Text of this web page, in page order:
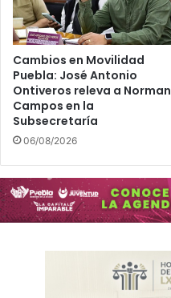
Cambios en Movilidad
Puebla: José Antonio
Ontiveros releva a Norman
Campos en la
Subsecretaría
06/08/2026